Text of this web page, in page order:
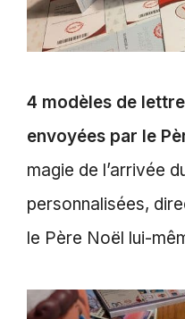
4 modèles de
envoyées par le
magie de l’arrivée
personnalisées,
le Père Noël lui-